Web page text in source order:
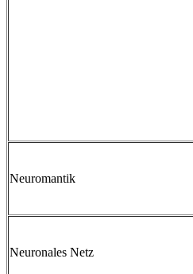
Neuromantik
Neuronales Netz